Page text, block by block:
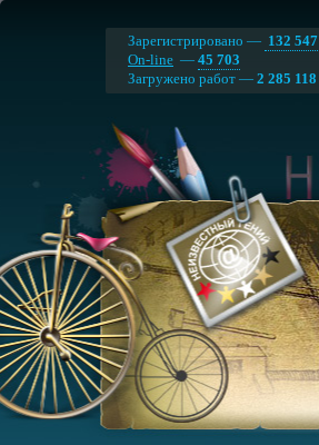
Зарегистрировано — 132 547
On-line — 45 703
Загружено работ — 2 285 118